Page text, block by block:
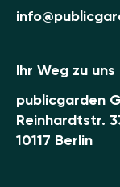
Ihr Weg zu uns
publicgarden
Reinhardtstr.
10117 Berlin